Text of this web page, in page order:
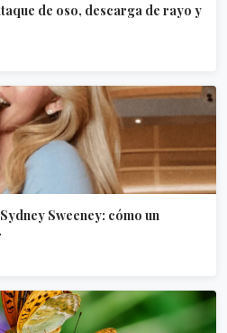
de oso, descarga de rayo y
Sweeney: cómo un